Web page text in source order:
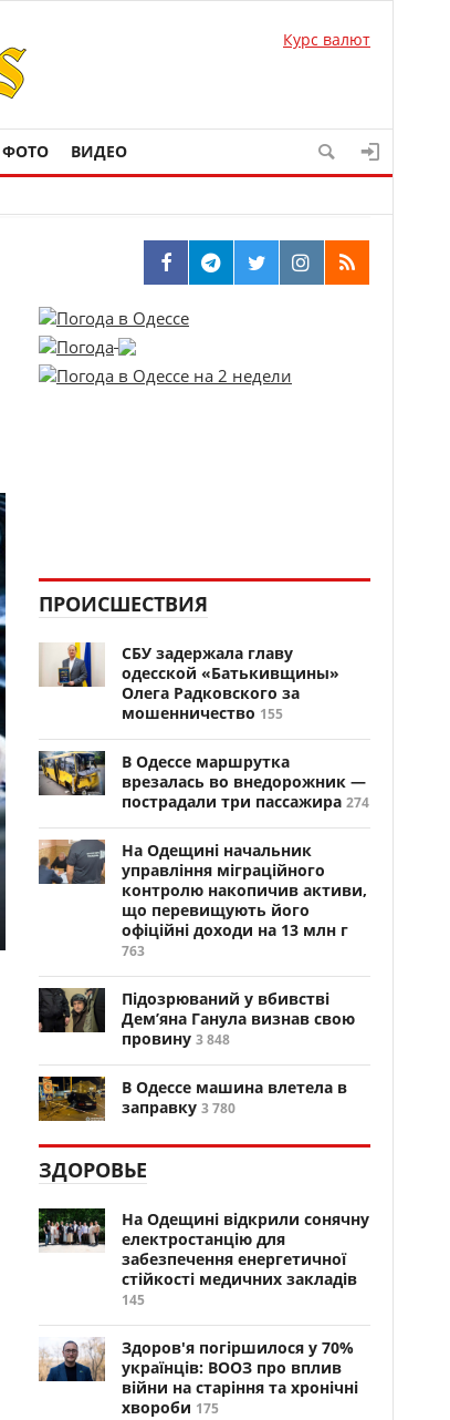
Курс валют
ФОТО ВИДЕО
ПРОИСШЕСТВИЯ
СБУ задержала главу
одесской «Батькивщины»
Олега Радковского за
мошенничество 155
В Одессе маршрутка
врезалась во внедорожник —
пострадали три пассажира 274
На Одещині начальник
управління міграційного
контролю накопичив активи,
що перевищують його
офіційні доходи на 13 млн г
763
Підозрюваний у вбивстві
Дем’яна Ганула визнав свою
провину 3 848
В Одессе машина влетела в
заправку 3 780
ЗДОРОВЬЕ
На Одещині відкрили сонячну
електростанцію для
забезпечення енергетичної
стійкості медичних закладів
145
Здоров'я погіршилося у 70%
українців: ВООЗ про вплив
війни на старіння та хронічні
хвороби 175